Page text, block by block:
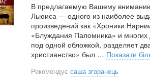
В предлагаемую Вашему
Льюиса — одного из наиболее
произведений как «Хроники
«Блуждания Паломника» и
под одной обложкой, разделяет
христианство» был … Показати
Рекомендує саша згоранець